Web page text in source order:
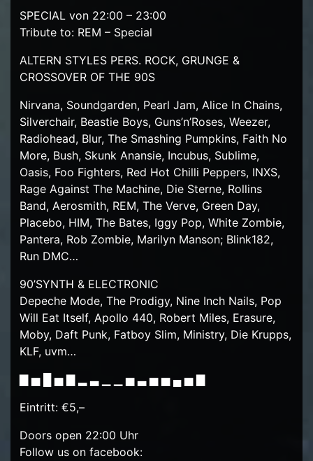
SPECIAL von 22:00 – 23:00
Tribute to: REM – Special
ALTERN STYLES PERS. ROCK, GRUNGE &
CROSSOVER OF THE 90S
Nirvana, Soundgarden, Pearl Jam, Alice In Chains,
Silverchair, Beastie Boys, Guns’n’Roses, Weezer,
Radiohead, Blur, The Smashing Pumpkins, Faith No
More, Bush, Skunk Anansie, Incubus, Sublime,
Oasis, Foo Fighters, Red Hot Chilli Peppers, INXS,
Rage Against The Machine, Die Sterne, Rollins
Band, Aerosmith, REM, The Verve, Green Day,
Placebo, HIM, The Bates, Iggy Pop, White Zombie,
Pantera, Rob Zombie, Marilyn Manson; Blink182,
Run DMC…
90’SYNTH & ELECTRONIC
Depeche Mode, The Prodigy, Nine Inch Nails, Pop
Will Eat Itself, Apollo 440, Robert Miles, Erasure,
Moby, Daft Punk, Fatboy Slim, Ministry, Die Krupps,
KLF, uvm…
▇ ▅ █ ▅ ▇ ▂ ▃ ▁ ▁ ▅ ▃ ▅ ▅ ▄ ▅ ▇
Eintritt: €5,–
Doors open 22:00 Uhr
Follow us on facebook: